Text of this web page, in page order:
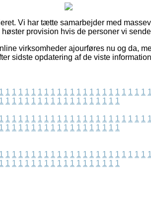
Vi har tætte samarbejder med
provision hvis de personer vi
virksomheder ajourføres nu og da,
sidste opdatering af de viste
1 1 1 1 1 1 1 1 1 1 1 1 1 1 1 1 1 1 1 1 1 1 1 1
1 1 1 1 1 1 1 1 1 1 1 1 1 1 1 1 1 1 1
1 1 1 1 1 1 1 1 1 1 1 1 1 1 1 1 1 1 1 1 1 1 1 1
1 1 1 1 1 1 1 1 1 1 1 1 1 1 1 1 1 1 1
1 1 1 1 1 1 1 1 1 1 1 1 1 1 1 1 1 1 1 1 1 1 1 1
1 1 1 1 1 1 1 1 1 1 1 1 1 1 1 1 1 1 1